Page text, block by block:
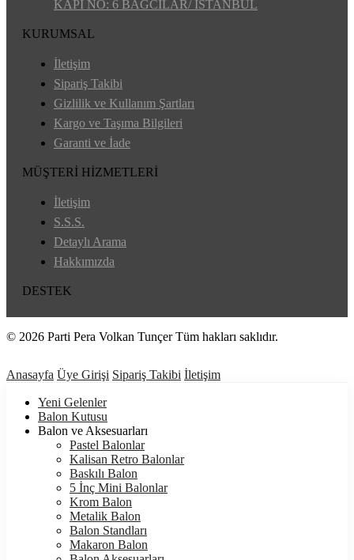
KAPI NO: 6 BAGCILAR/ ISTANBUL
KURUMSAL
İletişim
Sipariş Takibi
Gizlilik ve Kullanım Şartları
Kargo ve Taşıma Bilgileri
Garanti ve İade
MÜŞTERİ HİZMETLERİ
İletişim
S.S.S.
Detaylı Arama
Hakkımızda
DESTEK
© 2026 Parti Pera Volkan Tunçer Tüm hakları saklıdır.
Anasayfa Üye Girişi Sipariş Takibi İletişim
Yeni Gelenler
Balon Kutusu
Balon ve Aksesuarları
Pastel Balonlar
Kalisan Retro Balonlar
Baskılı Balon
5 İnç Mini Balonlar
Krom Balon
Metalik Balon
Balon Standları
Makaron Balon